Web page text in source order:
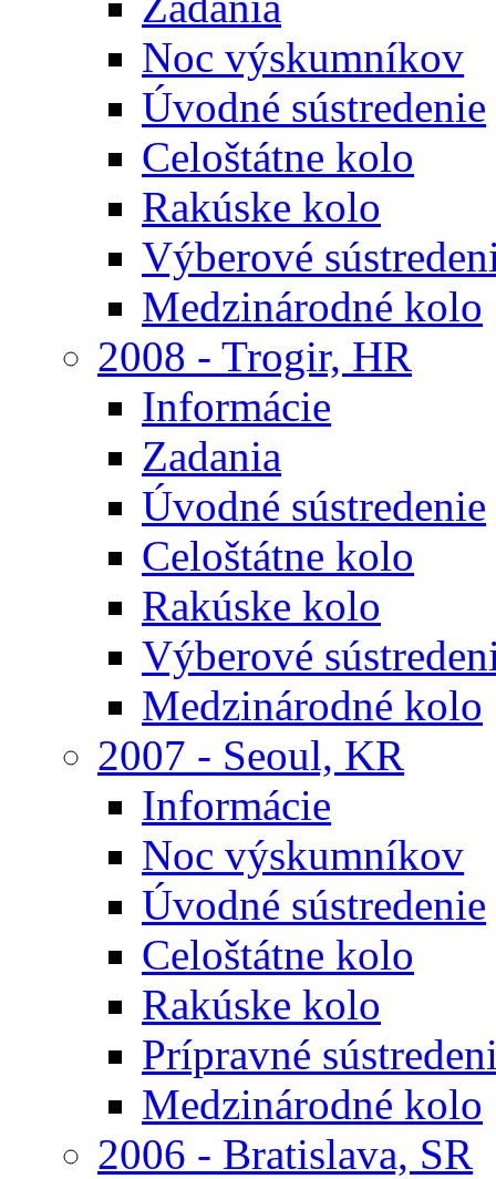
Noc výskumníkov
Úvodné sústredenie
Celoštátne kolo
Rakúske kolo
Výberové
Medzinárodné kolo
2008 - Trogir, HR
Informácie
Zadania
Úvodné sústredenie
Celoštátne kolo
Rakúske kolo
Výberové
Medzinárodné kolo
2007 - Seoul, KR
Informácie
Noc výskumníkov
Úvodné sústredenie
Celoštátne kolo
Rakúske kolo
Prípravné
Medzinárodné kolo
2006 - Bratislava, SR